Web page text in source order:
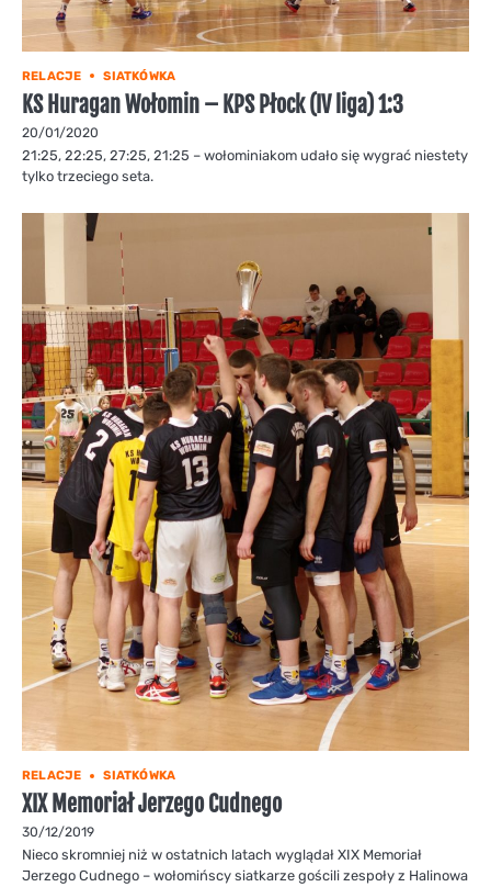
RELACJE SIATKÓWKA
KS Huragan Wołomin – KPS Płock (IV liga) 1:3
20/01/2020
21:25, 22:25, 27:25, 21:25 – wołominiakom udało się wygrać niestety
tylko trzeciego seta.
RELACJE SIATKÓWKA
XIX Memoriał Jerzego Cudnego
30/12/2019
Nieco skromniej niż w ostatnich latach wyglądał XIX Memoriał
Jerzego Cudnego – wołomińscy siatkarze gościli zespoły z Halinowa